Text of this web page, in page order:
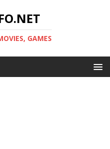
GAMES